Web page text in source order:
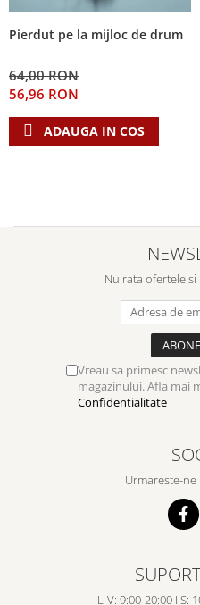
Pierdut pe la mijloc de drum
64,00 RON
56,96 RON
ADAUGA IN COS
Nu rata ofertele
Vreau sa primesc
magazinului. Afla mai
Confidentialitate
Urmareste-
L-V: 9:00-20:00 I S: